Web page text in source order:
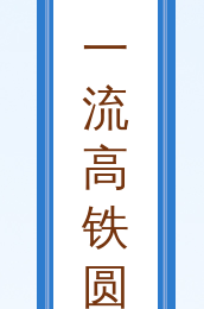
一
流
高
铁
圆